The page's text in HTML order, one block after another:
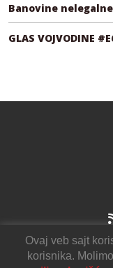
Banovine
GLAS VOJVODINE
Ovaj veb sajt
korisnika.